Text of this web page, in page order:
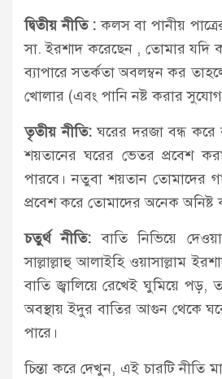
দ্বিতীয় নীতি : কলস বা পানীয়
সা. ইরশাদ করেছেন , তােমার যদি
ব্যাপারে সতর্কতা অবলম্বন কর
খােলার (এবং পানি নষ্ট করার
তৃতীয় নীতি:ঘরের দরজা বন্ধ করে
শয়তানের ঘরের ভেতর প্রবেশ
পারবে। নতুবা শয়তান তােমাদের
প্রবেশ করে তােমাদের অনেক
চতুর্থ নীতি: বাতি নিভিয়ে
সাল্লাল্লাহু আলাইহি ওয়াসাল্লাম
বাতি জ্বালিয়ে রেখেই ঘুমিয়ে পড়,
অবস্থায় ইদুর বাতির আগুন থেকে
পারে।
চিন্তা করে দেখুন, এই চারটি নীতি